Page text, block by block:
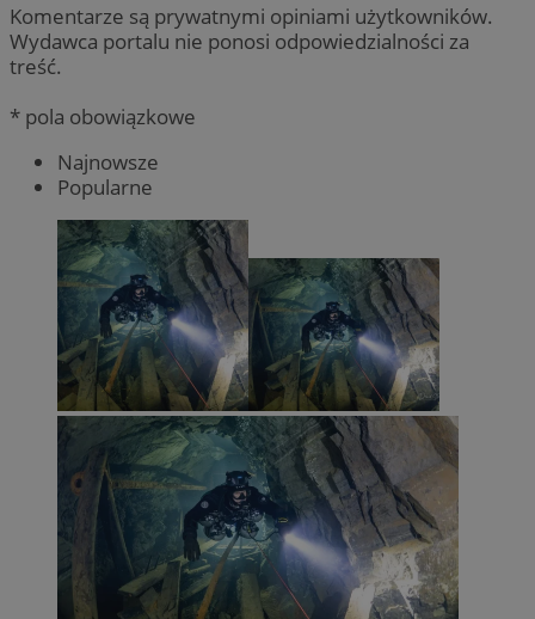
Komentarze są prywatnymi opiniami użytkowników.
Wydawca portalu nie ponosi odpowiedzialności za
treść.
* pola obowiązkowe
Najnowsze
Popularne